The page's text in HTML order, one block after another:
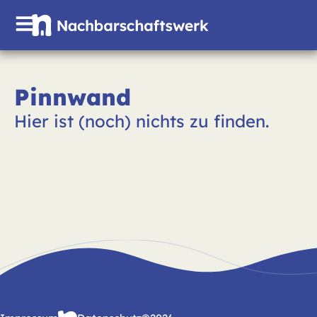
Pinnwand
Hier ist (noch) nichts zu finden.